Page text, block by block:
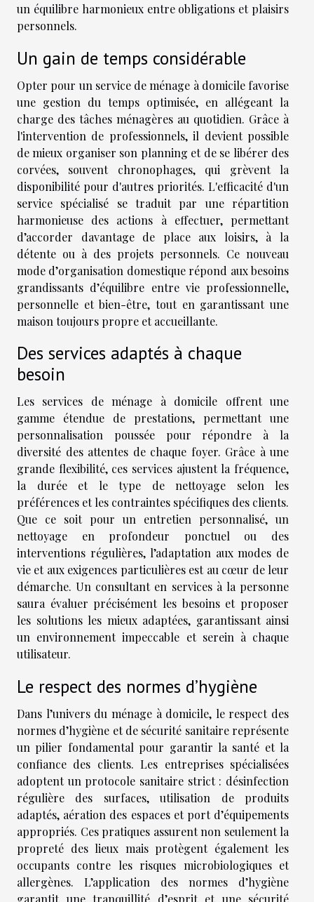
un équilibre harmonieux entre obligations et plaisirs
personnels.
Un gain de temps considérable
Opter pour un service de ménage à domicile favorise
une gestion du temps optimisée, en allégeant la
charge des tâches ménagères au quotidien. Grâce à
l'intervention de professionnels, il devient possible
de mieux organiser son planning et de se libérer des
corvées, souvent chronophages, qui grèvent la
disponibilité pour d'autres priorités. L'efficacité d'un
service spécialisé se traduit par une répartition
harmonieuse des actions à effectuer, permettant
d’accorder davantage de place aux loisirs, à la
détente ou à des projets personnels. Ce nouveau
mode d’organisation domestique répond aux besoins
grandissants d’équilibre entre vie professionnelle,
personnelle et bien-être, tout en garantissant une
maison toujours propre et accueillante.
Des services adaptés à chaque
besoin
Les services de ménage à domicile offrent une
gamme étendue de prestations, permettant une
personnalisation poussée pour répondre à la
diversité des attentes de chaque foyer. Grâce à une
grande flexibilité, ces services ajustent la fréquence,
la durée et le type de nettoyage selon les
préférences et les contraintes spécifiques des clients.
Que ce soit pour un entretien personnalisé, un
nettoyage en profondeur ponctuel ou des
interventions régulières, l’adaptation aux modes de
vie et aux exigences particulières est au cœur de leur
démarche. Un consultant en services à la personne
saura évaluer précisément les besoins et proposer
les solutions les mieux adaptées, garantissant ainsi
un environnement impeccable et serein à chaque
utilisateur.
Le respect des normes d’hygiène
Dans l’univers du ménage à domicile, le respect des
normes d’hygiène et de sécurité sanitaire représente
un pilier fondamental pour garantir la santé et la
confiance des clients. Les entreprises spécialisées
adoptent un protocole sanitaire strict : désinfection
régulière des surfaces, utilisation de produits
adaptés, aération des espaces et port d’équipements
appropriés. Ces pratiques assurent non seulement la
propreté des lieux mais protègent également les
occupants contre les risques microbiologiques et
allergènes. L’application des normes d’hygiène